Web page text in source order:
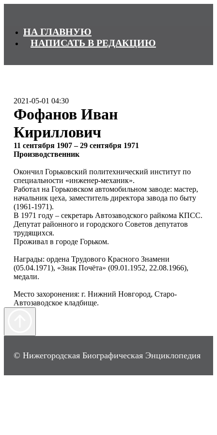
НА ГЛАВНУЮ
НАПИСАТЬ В РЕДАКЦИЮ
2021-05-01 04:30
Фофанов Иван
Кириллович
11 сентября 1907 – 29 сентября 1971
Производственник
Окончил Горьковский политехнический институт по
специальности «инженер-механик».
Работал на Горьковском автомобильном заводе: мастер,
начальник цеха, заместитель директора завода по быту
(1961-1971).
В 1971 году – секретарь Автозаводского райкома КПСС.
Депутат районного и городского Советов депутатов
трудящихся.
Проживал в городе Горьком.
Награды: ордена Трудового Красного Знамени
(05.04.1971), «Знак Почёта» (09.01.1952, 22.08.1966),
медали.
Место захоронения: г. Нижний Новгород, Старо-
Автозаводское кладбище.
© Нижегородская Биографическая Энциклопедия